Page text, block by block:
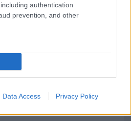
authentication
prevention, and other
Data Access Privacy Policy
in ospedale a Catania, ma il tour
ci sono”
Ponte e Alfa: Olbia ombelico del
notte
a La Maddalena, la vicesindaco: